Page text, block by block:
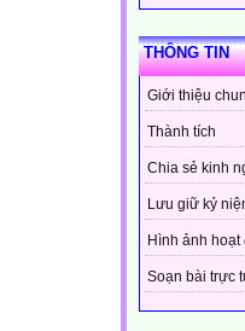
THÔNG TIN
Giới thiệu
Thành tích
Chia sẻ kinh
Lưu giữ kỷ
Hình ảnh hoạt
Soạn bài trực